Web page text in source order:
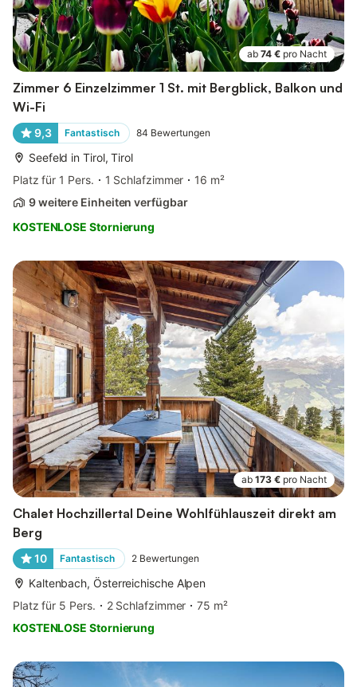
ab 74 € pro Nacht
Zimmer 6 Einzelzimmer 1 St. mit Bergblick, Balkon und
Wi-Fi
9,3 Fantastisch 84 Bewertungen
Seefeld in Tirol, Tirol
Platz für 1 Pers.
1 Schlafzimmer
16 m²
9 weitere Einheiten verfügbar
KOSTENLOSE Stornierung
ab 173 € pro Nacht
Chalet Hochzillertal Deine Wohlfühlauszeit direkt am
Berg
10 Fantastisch 2 Bewertungen
Kaltenbach, Österreichische Alpen
Platz für 5 Pers.
2 Schlafzimmer
75 m²
KOSTENLOSE Stornierung